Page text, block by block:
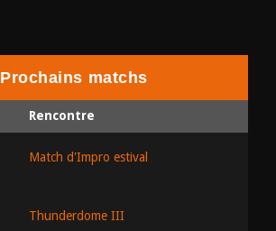
Prochains matchs
Rencontre
Match d'Impro estival
Thunderdome III